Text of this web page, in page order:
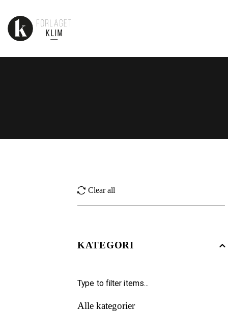
Clear all
KATEGORI
Alle kategorier